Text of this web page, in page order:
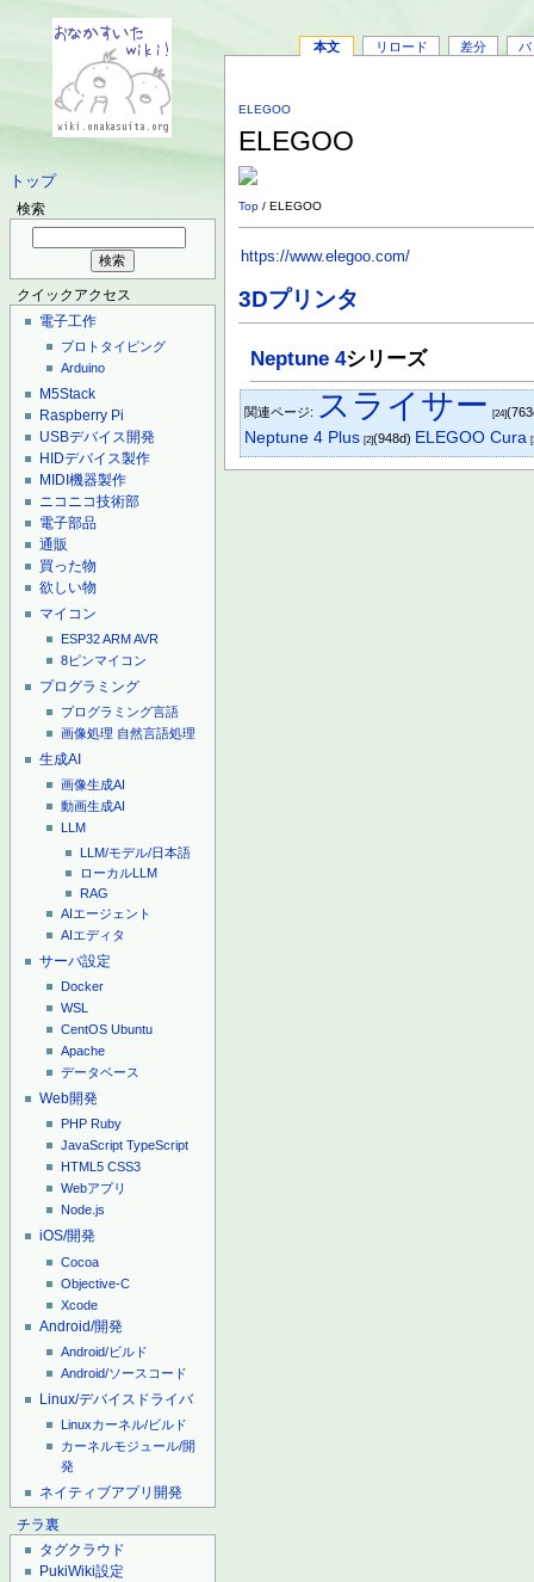
トップ
検索
クイックアクセス
電子工作
プロトタイピング
Arduino
M5Stack
Raspberry Pi
USBデバイス開発
HIDデバイス製作
MIDI機器製作
ニコニコ技術部
電子部品
通販
買った物
欲しい物
マイコン
ESP32ARMAVR
8ピンマイコン
プログラミング
プログラミング言語
画像処理 自然言語処理
生成AI
画像生成AI
動画生成AI
LLM
LLM/モデル/日本語
ローカルLLM
RAG
AIエージェント
AIエディタ
サーバ設定
Docker
WSL
CentOS Ubuntu
Apache
データベース
Web開発
PHP Ruby
JavaScript TypeScript
HTML5 CSS3
Webアプリ
Node.js
iOS/開発
Cocoa
Objective-C
Xcode
Android/開発
Android/ビルド
Android/ソースコード
Linux/デバイスドライバ
Linuxカーネル/ビルド
カーネルモジュール/開
発
ネイティブアプリ開発
チラ裏
タグクラウド
PukiWiki設定
本文 リロード 差分 バ
ELEGOO
ELEGOO
Top / ELEGOO
https://www.elegoo.com/
3Dプリンタ
Neptune 4シリーズ
関連ページ: スライサー [24]
Neptune 4 Plus [2](948d) ELEGOO Cura